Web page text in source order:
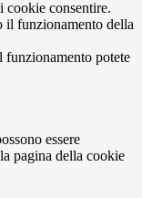
cookie consentire.
il funzionamento della
funzionamento potete
essere
pagina della cookie